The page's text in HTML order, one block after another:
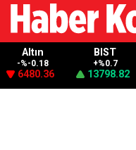
Altın
-%-0.18
6480.36
BIST
+%0.7
13798.82